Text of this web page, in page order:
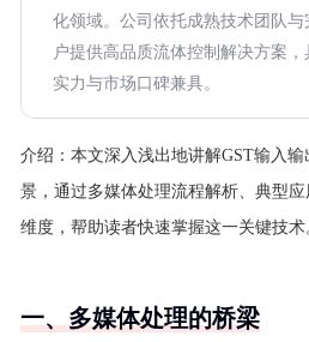
化领域。公司依托成熟技术团队
户提供高品质流体控制解决方案
实力与市场口碑兼具。
介绍： 本文深入浅出地讲解GST输入
景，通过多媒体处理流程解析、典型
维度，帮助读者快速掌握这一关键技术
一、多媒体处理的桥梁